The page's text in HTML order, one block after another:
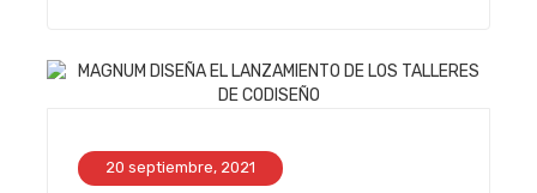
20 septiembre, 2021